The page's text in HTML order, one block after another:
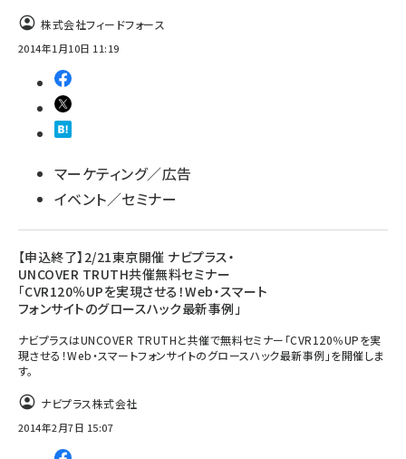
株式会社フィードフォース
2014年1月10日 11:19
マーケティング／広告
イベント／セミナー
【申込終了】2/21東京開催 ナビプラス・
UNCOVER TRUTH共催無料セミナー
「CVR120％UPを実現させる！Web・スマート
フォンサイトのグロースハック最新事例」
ナビプラスはUNCOVER TRUTHと共催で無料セミナー「CVR120％UPを実
現させる！Web・スマートフォンサイトのグロースハック最新事例」を開催しま
す。
ナビプラス株式会社
2014年2月7日 15:07